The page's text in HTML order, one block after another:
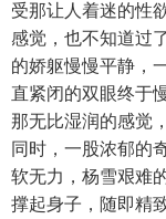
受那让人着迷的性
感觉，也不知道过
的娇躯慢慢平静，
直紧闭的双眼终于
那无比湿润的感觉，
同时，一股浓郁的
软无力，杨雪艰难
撑起身子，随即精